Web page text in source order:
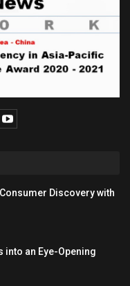
Discovery with
into an Eye-Opening